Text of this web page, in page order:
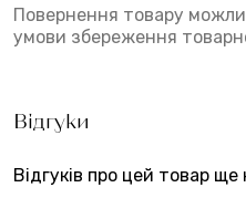
Повернення товару
умови збереження
Відгуки
Відгуків про цей товар ще